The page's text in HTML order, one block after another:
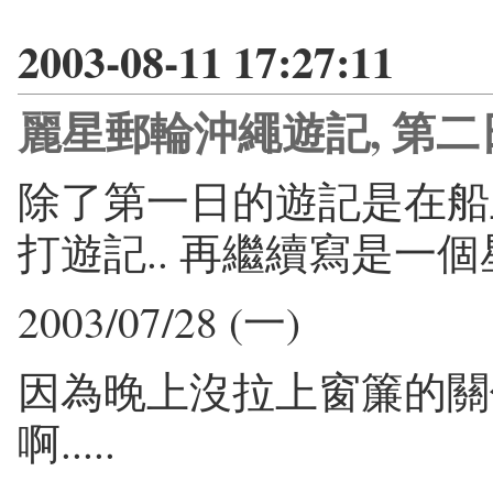
2003-08-11 17:27:11
麗星郵輪沖繩遊記, 第二
除了第一日的遊記是在
打遊記.. 再繼續寫是一
2003/07/28 (一)
因為晚上沒拉上窗簾的
啊.....